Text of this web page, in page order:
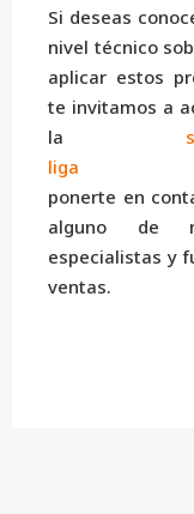
Si deseas
nivel técnico
aplicar estos
te invitamos a
la
liga
ponerte en
alguno de
especialistas y
ventas.